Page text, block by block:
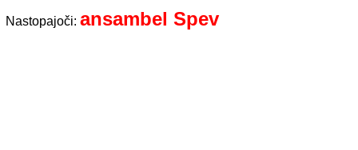
Nastopajoči: ansambel Spev